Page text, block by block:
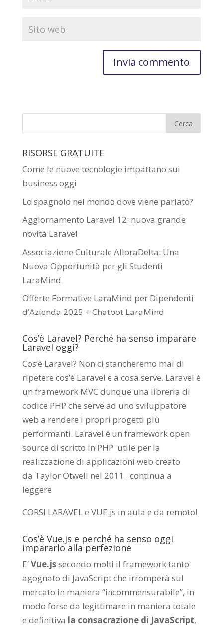
RISORSE GRATUITE
Come le nuove tecnologie impattano sui
business oggi
Lo spagnolo nel mondo dove viene parlato?
Aggiornamento Laravel 12: nuova grande
novità Laravel
Associazione Culturale AlloraDelta: Una
Nuova Opportunità per gli Studenti
LaraMind
Offerte Formative LaraMind per Dipendenti
d’Azienda 2025 + Chatbot LaraMind
Cos’è Laravel? Perché ha senso imparare
Laravel oggi?
Cos’è Laravel? Non ci stancheremo mai di
ripetere cos’è Laravel e a cosa serve. Laravel è
un framework MVC dunque una libreria di
codice PHP che serve ad uno sviluppatore
web a rendere i propri progetti più
performanti. Laravel è un framework open
source di scritto in PHP utile per la
realizzazione di applicazioni web creato
da Taylor Otwell nel 2011. continua a
leggere
CORSI LARAVEL e VUE.js in aula e da remoto!
Cos’è Vue.js e perché ha senso oggi
impararlo alla perfezione
E’Vue.jssecondo molti il framework tanto
agognato di JavaScript che irromperà sul
mercato in maniera “incommensurabile”, in
modo forse da legittimare in maniera totale
e definitiva la consacrazione di JavaScript,